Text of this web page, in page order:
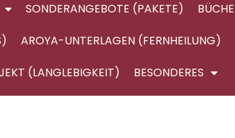
SONDERANGEBOTE (PAKETE)
AROYA-UNTERLAGEN (FERNHEILUNG)
(LANGLEBIGKEIT)
BESONDERES